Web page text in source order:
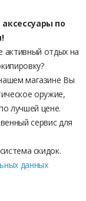
по
активный отдых на
магазине Вы
оружие,
лучшей цене.
сервис для
скидок.
данных